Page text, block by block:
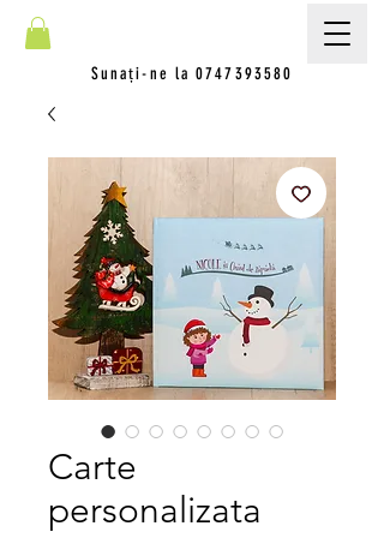
Sunați-ne la0747393580
Carte
personalizata